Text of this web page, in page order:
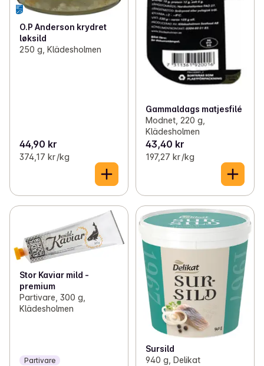
O.P Anderson krydret
løksild
250 g, Klädesholmen
44,90 kr
374,17 kr /kg
Gammaldags matjesfilé
Modnet, 220 g,
Klädesholmen
43,40 kr
197,27 kr /kg
Stor Kaviar mild -
premium
Partivare, 300 g,
Klädesholmen
Partivare
Sursild
940 g, Delikat